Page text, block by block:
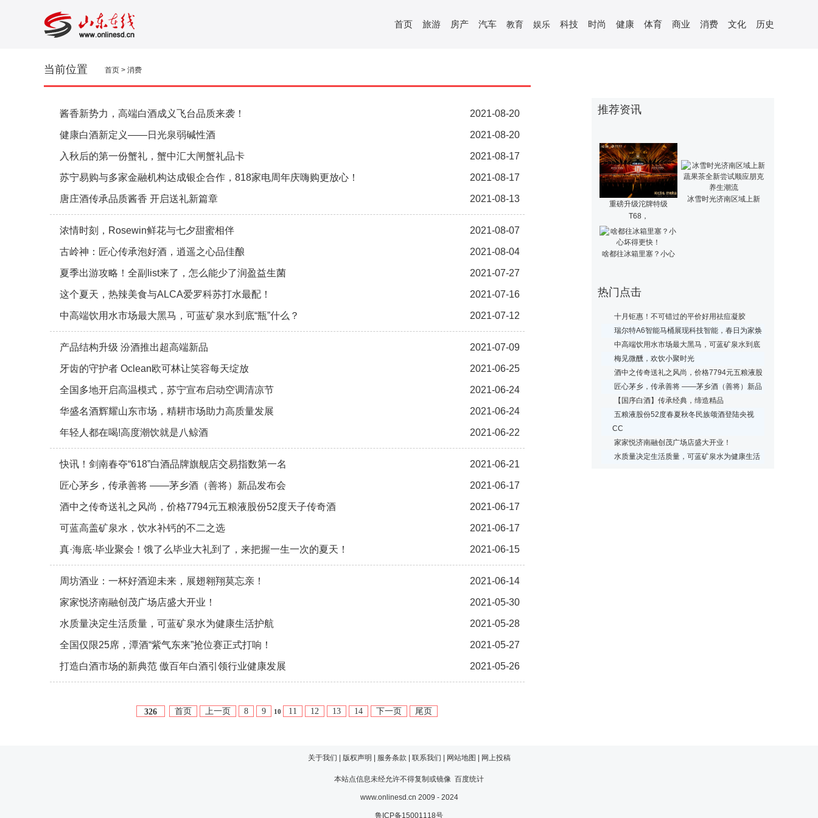
首页 旅游 房产 汽车 教育 娱乐 科技 时尚 健康 体育 商业 消费 文化 历史
当前位置 首页 > 消费
酱香新势力，高端白酒成义飞台品质来袭！ 2021-08-20
健康白酒新定义——日光泉弱碱性酒 2021-08-20
入秋后的第一份蟹礼，蟹中汇大闸蟹礼品卡 2021-08-17
苏宁易购与多家金融机构达成银企合作，818家电周年庆嗨购更放心！ 2021-08-17
唐庄酒传承品质酱香 开启送礼新篇章 2021-08-13
浓情时刻，Rosewin鲜花与七夕甜蜜相伴 2021-08-07
古岭神：匠心传承泡好酒，逍遥之心品佳酿 2021-08-04
夏季出游攻略！全副list来了，怎么能少了润盈益生菌 2021-07-27
这个夏天，热辣美食与ALCA爱罗科苏打水最配！ 2021-07-16
中高端饮用水市场最大黑马，可蓝矿泉水到底“瓶”什么？ 2021-07-12
产品结构升级 汾酒推出超高端新品 2021-07-09
牙齿的守护者 Oclean欧可林让笑容每天绽放 2021-06-25
全国多地开启高温模式，苏宁宣布启动空调清凉节 2021-06-24
华盛名酒辉耀山东市场，精耕市场助力高质量发展 2021-06-24
年轻人都在喝!高度潮饮就是八鲸酒 2021-06-22
快讯！剑南春夺“618”白酒品牌旗舰店交易指数第一名 2021-06-21
匠心茅乡，传承善将 ——茅乡酒（善将）新品发布会 2021-06-17
酒中之传奇送礼之风尚，价格7794元五粮液股份52度天子传奇酒 2021-06-17
可蓝高盖矿泉水，饮水补钙的不二之选 2021-06-17
真·海底·毕业聚会！饿了么毕业大礼到了，来把握一生一次的夏天！ 2021-06-15
周坊酒业：一杯好酒迎未来，展翅翱翔莫忘亲！ 2021-06-14
家家悦济南融创茂广场店盛大开业！ 2021-05-30
水质量决定生活质量，可蓝矿泉水为健康生活护航 2021-05-28
全国仅限25席，潭酒“紫气东来”抢位赛正式打响！ 2021-05-27
打造白酒市场的新典范 傲百年白酒引领行业健康发展 2021-05-26
326 首页 上一页 8 9 10 11 12 13 14 下一页 尾页
推荐资讯
重磅升级沱牌特级
T68，
冰雪时光济南区域上新
啥都往冰箱里塞？小心
热门点击
十月钜惠！不可错过的平价好用祛痘凝胶
瑞尔特A6智能马桶展现科技智能，春日为家焕
中高端饮用水市场最大黑马，可蓝矿泉水到底
梅见微醺，欢饮小聚时光
酒中之传奇送礼之风尚，价格7794元五粮液股
匠心茅乡，传承善将 ——茅乡酒（善将）新品
【国序白酒】传承经典，缔造精品
五粮液股份52度春夏秋冬民族颂酒登陆央视
CC
家家悦济南融创茂广场店盛大开业！
水质量决定生活质量，可蓝矿泉水为健康生活
关于我们 版权声明 服务条款 联系我们 网站地图 网上投稿
本站点信息未经允许不得复制或镜像 百度统计
www.onlinesd.cn 2009 - 2024
鲁ICP备15001118号